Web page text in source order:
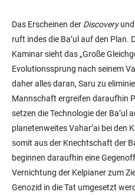
Das Erscheinen der Discovery
ruft indes die Ba’ul auf den Plan.
Kaminar sieht das „Große
Evolutionssprung nach seinem
daher alles daran, Saru zu
Mannschaft ergreifen daraufhin
setzen die Technologie der Ba’ul
planetenweites Vahar’ai bei den
somit aus der Knechtschaft der
beginnen daraufhin eine
Vernichtung der Kelpianer zum
Genozid in die Tat umgesetzt